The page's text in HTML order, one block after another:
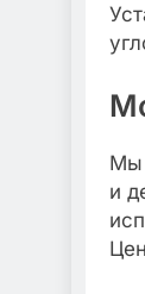
Мы
и